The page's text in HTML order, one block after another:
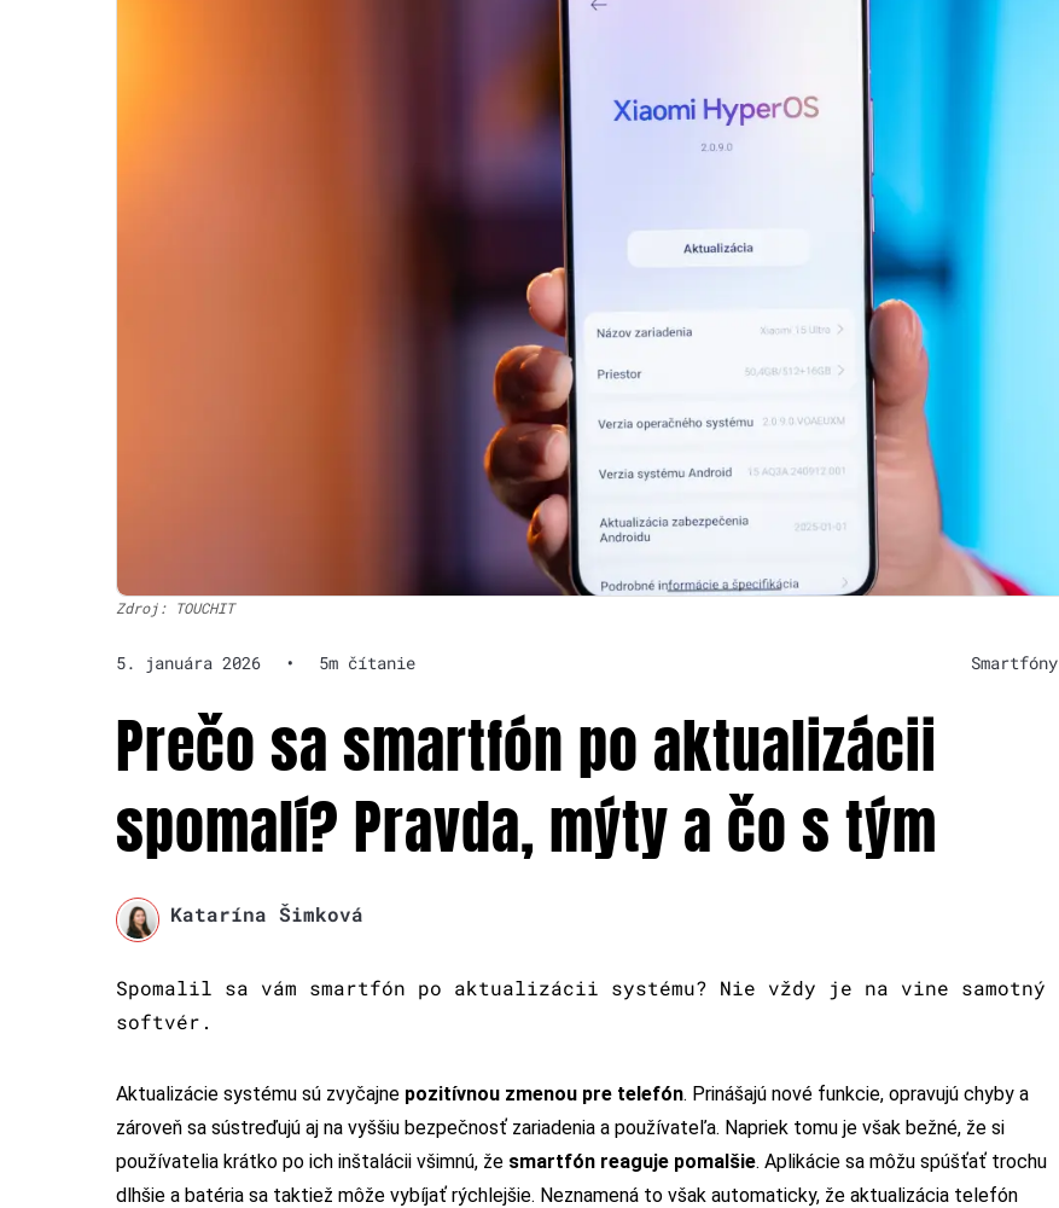
Zdroj: TOUCHIT
5. januára 2026 • 5m čítanie Smartfóny
Prečo sa smartfón po aktualizácii
spomalí? Pravda, mýty a čo s tým
Katarína Šimková
Spomalil sa vám smartfón po aktualizácii systému? Nie vždy je na vine samotný
softvér.
Aktualizácie systému sú zvyčajne pozitívnou zmenou pre telefón. Prinášajú nové funkcie, opravujú chyby a
zároveň sa sústreďujú aj na vyššiu bezpečnosť zariadenia a používateľa. Napriek tomu je však bežné, že si
používatelia krátko po ich inštalácii všimnú, že smartfón reaguje pomalšie. Aplikácie sa môžu spúšťať trochu
dlhšie a batéria sa taktiež môže vybíjať rýchlejšie. Neznamená to však automaticky, že aktualizácia telefón